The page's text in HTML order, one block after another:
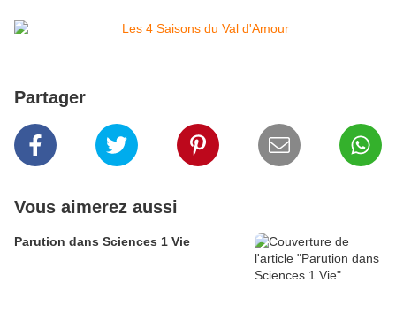
Partager
Vous aimerez aussi
Parution dans Sciences 1 Vie